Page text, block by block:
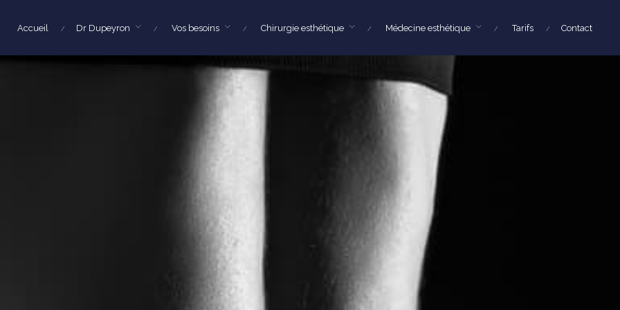
Accueil Dr Dupeyron Vos besoins Chirurgie esthétique Médecine esthétique Tarifs Contact